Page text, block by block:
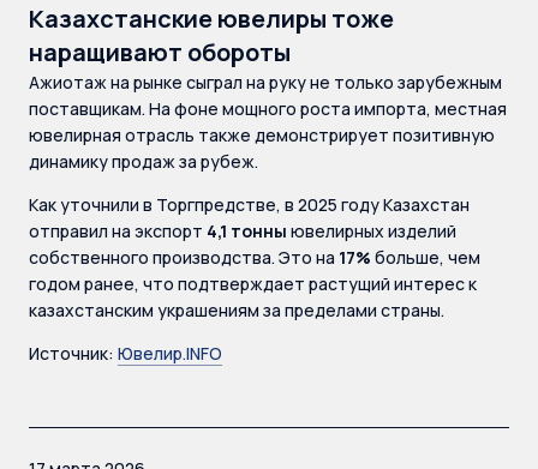
Казахстанские ювелиры тоже
наращивают обороты
Ажиотаж на рынке сыграл на руку не только зарубежным
поставщикам. На фоне мощного роста импорта, местная
ювелирная отрасль также демонстрирует позитивную
динамику продаж за рубеж.
Как уточнили в Торгпредстве, в 2025 году Казахстан
отправил на экспорт 4,1 тонны ювелирных изделий
собственного производства. Это на 17% больше, чем
годом ранее, что подтверждает растущий интерес к
казахстанским украшениям за пределами страны.
Источник: Ювелир.INFO